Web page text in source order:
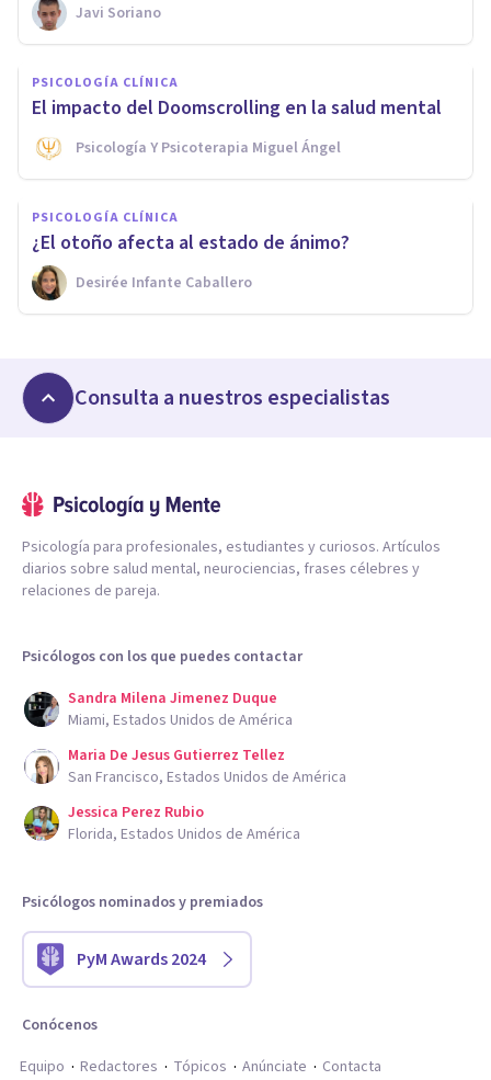
Javi Soriano
PSICOLOGÍA CLÍNICA
El impacto del Doomscrolling en la salud mental
Psicología Y Psicoterapia Miguel Ángel
PSICOLOGÍA CLÍNICA
¿El otoño afecta al estado de ánimo?
Desirée Infante Caballero
Consulta a nuestros especialistas
Psicología para profesionales, estudiantes y curiosos. Artículos
diarios sobre salud mental, neurociencias, frases célebres y
relaciones de pareja.
Psicólogos con los que puedes contactar
Sandra Milena Jimenez Duque
Miami, Estados Unidos de América
Maria De Jesus Gutierrez Tellez
San Francisco, Estados Unidos de América
Jessica Perez Rubio
Florida, Estados Unidos de América
Psicólogos nominados y premiados
PyM Awards 2024
Conócenos
Equipo
Redactores Tópicos Anúnciate Contacta